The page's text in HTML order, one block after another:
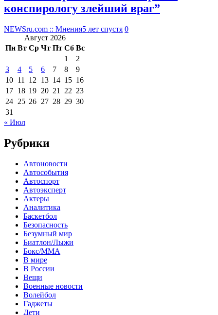
конспирологу злейший враг”
NEWSru.com :: Мнения5 лет спустя 0
Август 2026
Пн Вт Ср Чт Пт Сб Вс
1
2
3
4 5 6 7 8
9
10 11 12 13 14 15 16
17 18 19 20 21 22 23
24 25 26 27 28 29 30
31
« Июл
Рубрики
Автоновости
Автособытия
Автоспорт
Автоэксперт
Актеры
Аналитика
Баскетбол
Безопасность
Безумный мир
Биатлон/Лыжи
Бокс/MMA
В мире
В России
Вещи
Военные новости
Волейбол
Гаджеты
Дети